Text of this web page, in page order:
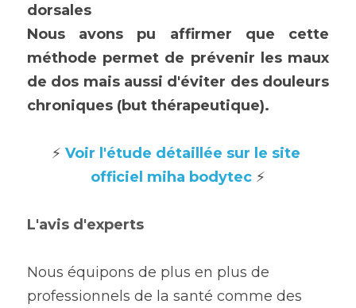
dorsales
Nous avons pu affirmer que cette
méthode permet de prévenir les maux
de dos mais aussi d'éviter des douleurs
chroniques (but thérapeutique).
⚡ Voir l'étude détaillée sur le site
officiel miha bodytec ⚡
L'avis d'experts
Nous équipons de plus en plus de
professionnels de la santé comme des